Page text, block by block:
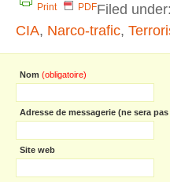
Print PDFFiled under:
CIA, Narco-trafic,
Nom (obligatoire)
Adresse de messagerie (ne sera
Site web